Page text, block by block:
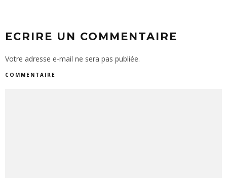
ECRIRE UN COMMENTAIRE
Votre adresse e-mail ne sera pas publiée.
COMMENTAIRE